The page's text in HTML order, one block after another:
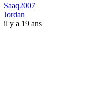
Saaq2007
Jordan
il y a 19 ans